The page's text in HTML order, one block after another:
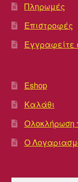
Πληρωμές
Επιστροφές
Εγγραφείτε
Eshop
Καλάθι
Ολοκλήρωση
Ο